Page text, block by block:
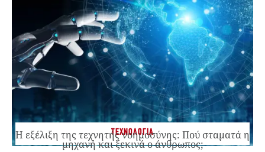
ΤΕΧΝΟΛΟΓΙΑ
Η εξέλιξη της τεχνητής νοημοσύνης: Πού σταματά η
μηχανή και ξεκινά ο άνθρωπος;